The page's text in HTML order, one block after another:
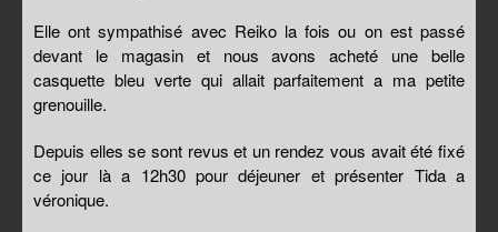
Elle ont sympathisé avec Reiko la fois ou on est passé
devant le magasin et nous avons acheté une belle
casquette bleu verte qui allait parfaitement a ma petite
grenouille.
Depuis elles se sont revus et un rendez vous avait été fixé
ce jour là a 12h30 pour déjeuner et présenter Tida a
véronique.